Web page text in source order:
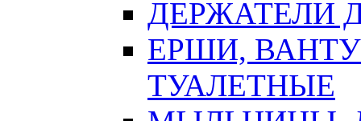
ДЕРЖАТЕЛИ
ЕРШИ,
ТУАЛЕТНЫЕ